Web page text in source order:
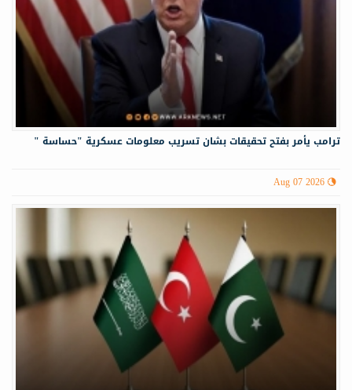
ترامب يأمر بفتح تحقيقات بشان تسريب معلومات عسكرية "حساسة "
Aug 07 2026